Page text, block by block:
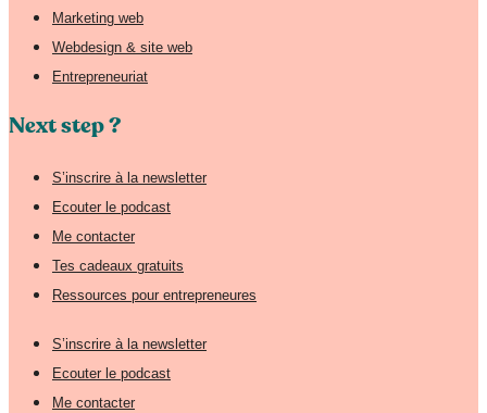
Marketing web
Webdesign & site web
Entrepreneuriat
Next step ?
S’inscrire à la newsletter
Ecouter le podcast
Me contacter
Tes cadeaux gratuits
Ressources pour entrepreneures
S’inscrire à la newsletter
Ecouter le podcast
Me contacter